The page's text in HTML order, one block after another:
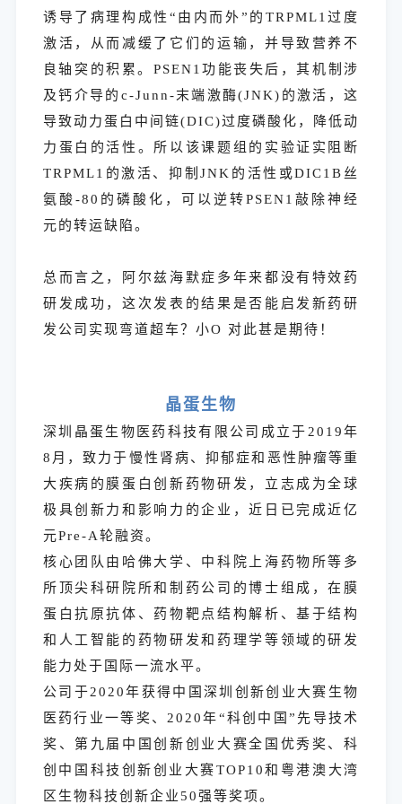
诱导了病理构成性“由内而外”的TRPML1过度
激活，从而减缓了它们的运输，并导致营养不
良轴突的积累。PSEN1功能丧失后，其机制涉
及钙介导的c-Junn-末端激酶(JNK)的激活，这
导致动力蛋白中间链(DIC)过度磷酸化，降低动
力蛋白的活性。所以该课题组的实验证实阻断
TRPML1的激活、抑制JNK的活性或DIC1B丝
氨酸-80的磷酸化，可以逆转PSEN1敲除神经
元的转运缺陷。
总而言之，阿尔兹海默症多年来都没有特效药
研发成功，这次发表的结果是否能启发新药研
发公司实现弯道超车？小O 对此甚是期待！
晶蛋生物
深圳晶蛋生物医药科技有限公司成立于2019年
8月，致力于慢性肾病、抑郁症和恶性肿瘤等重
大疾病的膜蛋白创新药物研发，立志成为全球
极具创新力和影响力的企业，近日已完成近亿
元Pre-A轮融资。
核心团队由哈佛大学、中科院上海药物所等多
所顶尖科研院所和制药公司的博士组成，在膜
蛋白抗原抗体、药物靶点结构解析、基于结构
和人工智能的药物研发和药理学等领域的研发
能力处于国际一流水平。
公司于2020年获得中国深圳创新创业大赛生物
医药行业一等奖、2020年“科创中国”先导技术
奖、第九届中国创新创业大赛全国优秀奖、科
创中国科技创新创业大赛TOP10和粤港澳大湾
区生物科技创新企业50强等奖项。